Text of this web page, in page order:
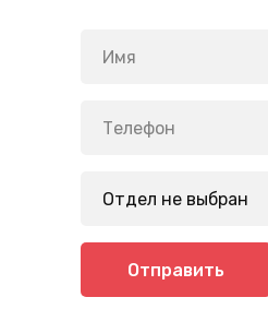
Отправить